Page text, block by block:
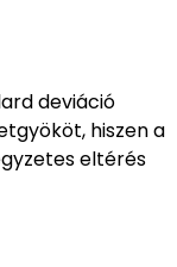
deviáció
hiszen a
eltérés